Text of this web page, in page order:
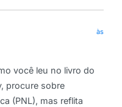
às
você leu no livro do
procure sobre
(PNL), mas reflita